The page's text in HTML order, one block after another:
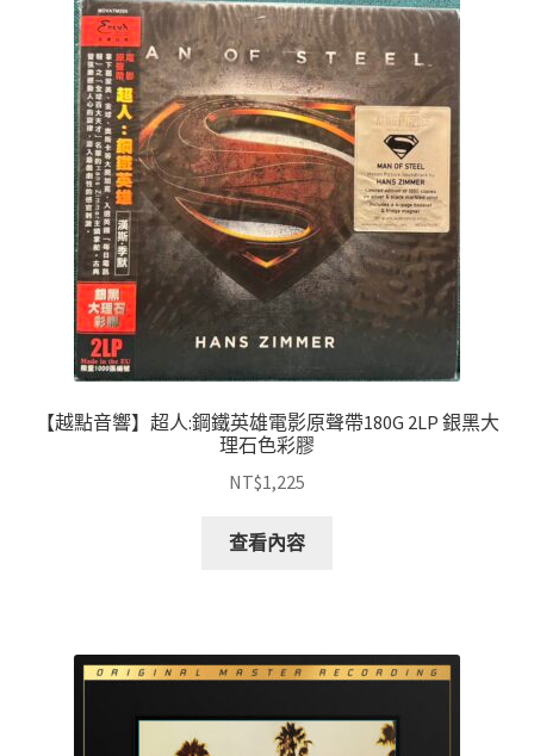
【越點音響】超人:鋼鐵英雄電影原聲帶180G 2LP 銀黑大
理石色彩膠
NT$1,225
查看內容